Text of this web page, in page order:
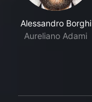
Alessandro Borghi
Aureliano Adami